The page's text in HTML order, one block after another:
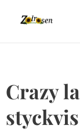
Crazy
styckvis